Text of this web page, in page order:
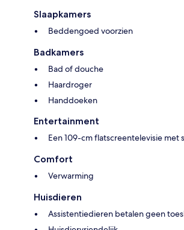
Slaapkamers
Beddengoed voorzien
Badkamers
Bad of douche
Haardroger
Handdoeken
Entertainment
Een 109-cm flatscreentelevisie met
Comfort
Verwarming
Huisdieren
Assistentiedieren betalen geen